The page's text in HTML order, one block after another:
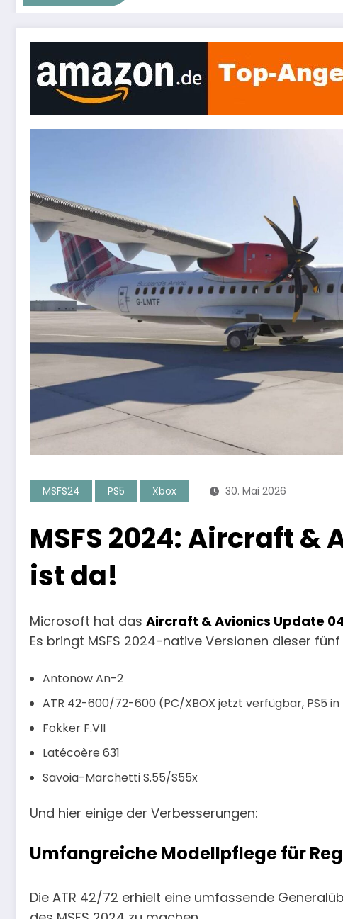
MSFS24 PS5 Xbox 30. Mai 2026
MSFS 2024: Aircraft &
ist da!
Microsoft hat das Aircraft & Avionics Update
Es bringt MSFS 2024-native Versionen dieser fünf
Antonow An-2
ATR 42-600/72-600 (PC/XBOX jetzt verfügbar, PS5
Fokker F.VII
Latécoère 631
Savoia-Marchetti S.55/S55x
Und hier einige der Verbesserungen:
Umfangreiche Modellpflege für
Die ATR 42/72 erhielt eine umfassende